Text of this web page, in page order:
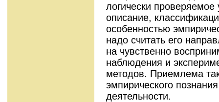
логически
описание,
особенностью
надо считать его
на чувственно
наблюдения и
методов. Приемлема
эмпирического
деятельности.